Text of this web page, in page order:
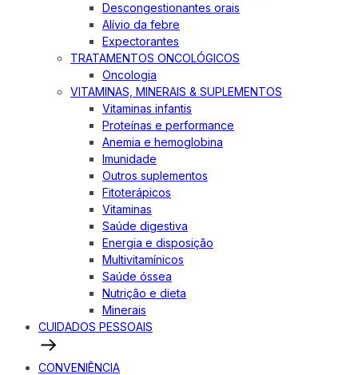
Descongestionantes orais
Alívio da febre
Expectorantes
TRATAMENTOS ONCOLÓGICOS
Oncologia
VITAMINAS, MINERAIS & SUPLEMENTOS
Vitaminas infantis
Proteínas e performance
Anemia e hemoglobina
Imunidade
Outros suplementos
Fitoterápicos
Vitaminas
Saúde digestiva
Energia e disposição
Multivitamínicos
Saúde óssea
Nutrição e dieta
Minerais
CUIDADOS PESSOAIS
CONVENIÊNCIA